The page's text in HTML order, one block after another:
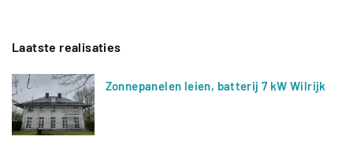
Laatste realisaties
Zonnepanelen leien, batterij 7 kW Wilrijk